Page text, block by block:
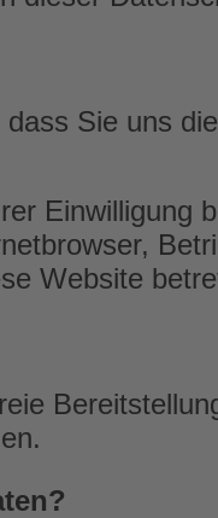
Sie uns
Website